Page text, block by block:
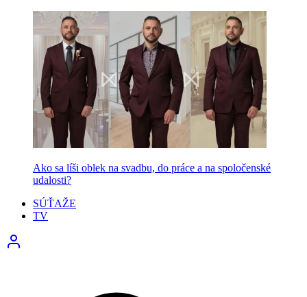
Ako sa líši oblek na svadbu, do práce a na spoločenské
udalosti?
SÚŤAŽE
TV